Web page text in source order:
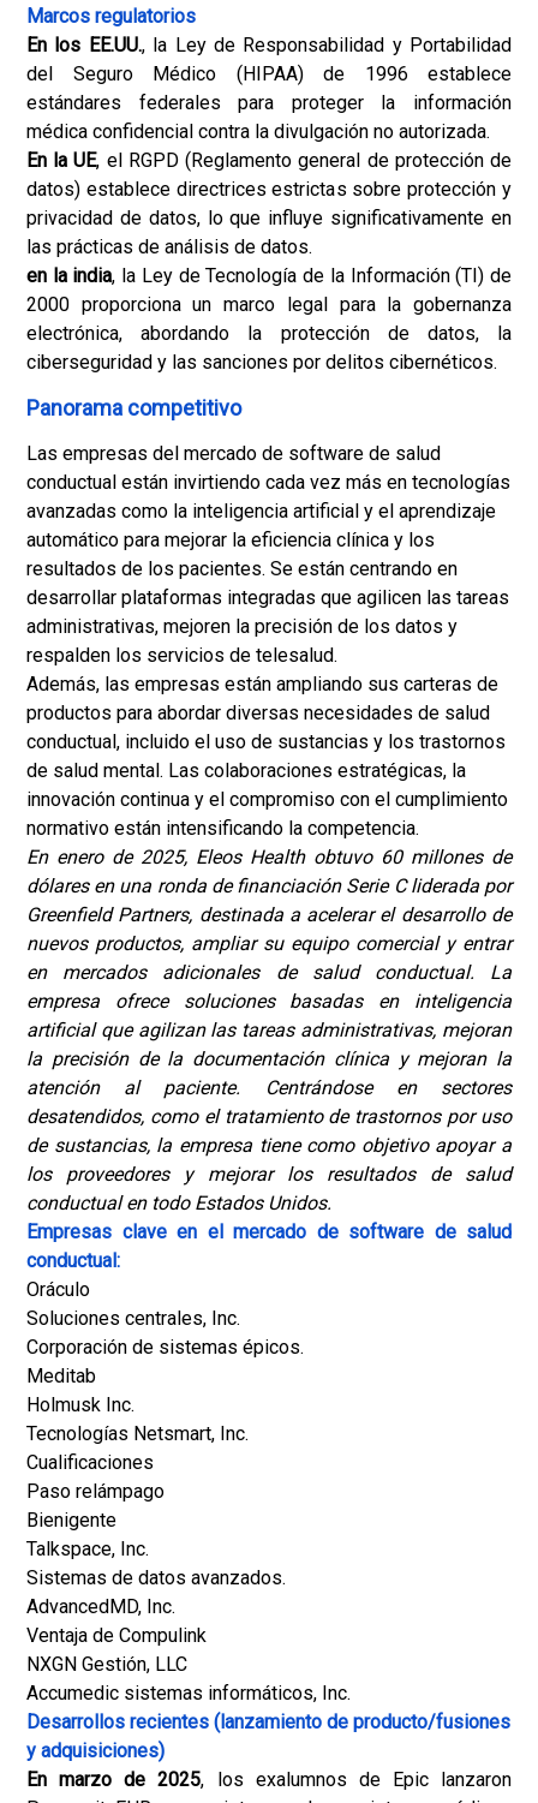
Marcos regulatorios
En los EE.UU., la Ley de Responsabilidad y Portabilidad
del Seguro Médico (HIPAA) de 1996 establece
estándares federales para proteger la información
médica confidencial contra la divulgación no autorizada.
En la UE, el RGPD (Reglamento general de protección de
datos) establece directrices estrictas sobre protección y
privacidad de datos, lo que influye significativamente en
las prácticas de análisis de datos.
en la india, la Ley de Tecnología de la Información (TI) de
2000 proporciona un marco legal para la gobernanza
electrónica, abordando la protección de datos, la
ciberseguridad y las sanciones por delitos cibernéticos.
Panorama competitivo
Las empresas del mercado de software de salud
conductual están invirtiendo cada vez más en tecnologías
avanzadas como la inteligencia artificial y el aprendizaje
automático para mejorar la eficiencia clínica y los
resultados de los pacientes. Se están centrando en
desarrollar plataformas integradas que agilicen las tareas
administrativas, mejoren la precisión de los datos y
respalden los servicios de telesalud.
Además, las empresas están ampliando sus carteras de
productos para abordar diversas necesidades de salud
conductual, incluido el uso de sustancias y los trastornos
de salud mental. Las colaboraciones estratégicas, la
innovación continua y el compromiso con el cumplimiento
normativo están intensificando la competencia.
En enero de 2025, Eleos Health obtuvo 60 millones de
dólares en una ronda de financiación Serie C liderada por
Greenfield Partners, destinada a acelerar el desarrollo de
nuevos productos, ampliar su equipo comercial y entrar
en mercados adicionales de salud conductual. La
empresa ofrece soluciones basadas en inteligencia
artificial que agilizan las tareas administrativas, mejoran
la precisión de la documentación clínica y mejoran la
atención al paciente. Centrándose en sectores
desatendidos, como el tratamiento de trastornos por uso
de sustancias, la empresa tiene como objetivo apoyar a
los proveedores y mejorar los resultados de salud
conductual en todo Estados Unidos.
Empresas clave en el mercado de software de salud
conductual:
Oráculo
Soluciones centrales, Inc.
Corporación de sistemas épicos.
Meditab
Holmusk Inc.
Tecnologías Netsmart, Inc.
Cualificaciones
Paso relámpago
Bienigente
Talkspace, Inc.
Sistemas de datos avanzados.
AdvancedMD, Inc.
Ventaja de Compulink
NXGN Gestión, LLC
Accumedic sistemas informáticos, Inc.
Desarrollos recientes (lanzamiento de producto/fusiones
y adquisiciones)
En marzo de 2025, los exalumnos de Epic lanzaron